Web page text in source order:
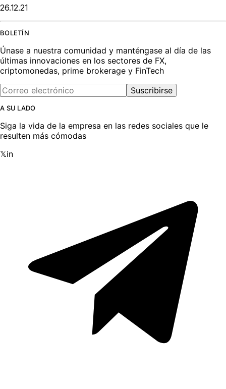
26.12.21
BOLETÍN
Únase a nuestra comunidad y manténgase al día de las
últimas innovaciones en los sectores de FX,
criptomonedas, prime brokerage y FinTech
Suscribirse
A SU LADO
Siga la vida de la empresa en las redes sociales que le
resulten más cómodas
𝕏in